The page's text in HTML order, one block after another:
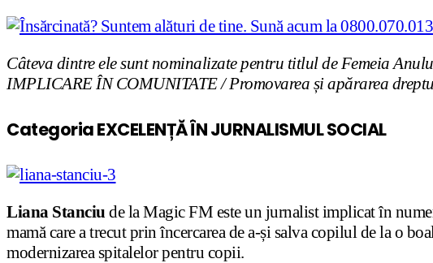
Câteva dintre ele sunt nominalizate pentru titlul de Femeia
IMPLICARE ÎN COMUNITATE / Promovarea și apărarea
Categoria EXCELENȚĂ ÎN JURNALISMUL SOCIAL
Liana Stanciu de la Magic FM este un jurnalist implicat în
mamă care a trecut prin încercarea de a-și salva copilul de la o
modernizarea spitalelor pentru copii.